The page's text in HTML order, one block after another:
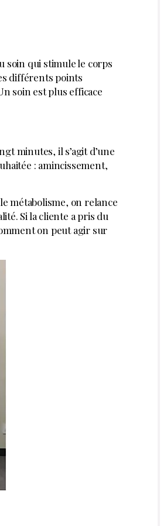
soin qui stimule le corps
différents points
soin est plus efficace
minutes, il s’agit d’une
: amincissement,
métabolisme, on relance
Si la cliente a pris du
on peut agir sur